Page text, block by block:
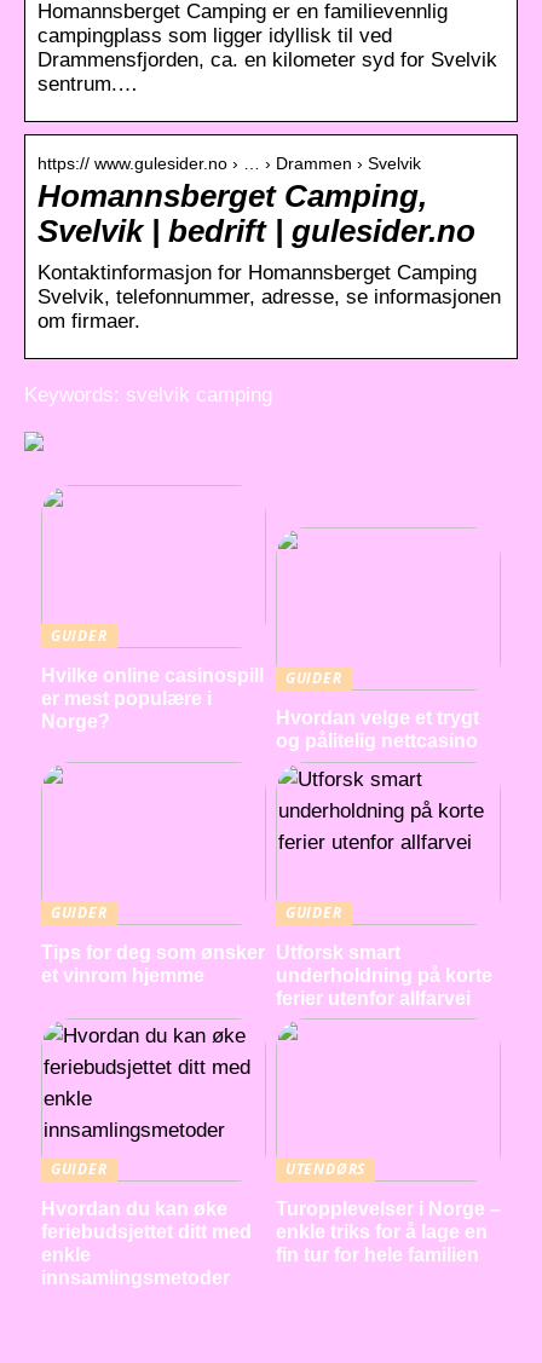
Homannsberget Camping er en familievennlig
campingplass som ligger idyllisk til ved
Drammensfjorden, ca. en kilometer syd for Svelvik
sentrum.…
https:// www.gulesider.no › … › Drammen › Svelvik
Homannsberget Camping,
Svelvik | bedrift | gulesider.no
Kontaktinformasjon for Homannsberget Camping
Svelvik, telefonnummer, adresse, se informasjonen
om firmaer.
Keywords: svelvik camping
GUIDER
Hvilke online casinospill
er mest populære i
Norge?
GUIDER
Hvordan velge et trygt
og pålitelig nettcasino
GUIDER
Tips for deg som ønsker
et vinrom hjemme
GUIDER
Utforsk smart
underholdning på korte
ferier utenfor allfarvei
GUIDER
Hvordan du kan øke
feriebudsjettet ditt med
enkle
innsamlingsmetoder
UTENDØRS
Turopplevelser i Norge –
enkle triks for å lage en
fin tur for hele familien